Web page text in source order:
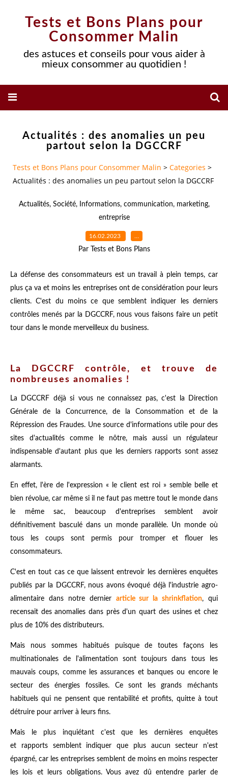
Tests et Bons Plans pour
Consommer Malin
des astuces et conseils pour vous aider à
mieux consommer au quotidien !
Actualités : des anomalies un peu
partout selon la DGCCRF
Tests et Bons Plans pour Consommer Malin > Categories >
Actualités : des anomalies un peu partout selon la DGCCRF
Actualités, Société, Informations, communication, marketing,
entreprise
16.02.2023 …
Par Tests et Bons Plans
La défense des consommateurs est un travail à plein temps, car
plus ça va et moins les entreprises ont de considération pour leurs
clients. C'est du moins ce que semblent indiquer les derniers
contrôles menés par la DGCCRF, nous vous faisons faire un petit
tour dans le monde merveilleux du business.
La DGCCRF contrôle, et trouve de
nombreuses anomalies !
La DGCCRF déjà si vous ne connaissez pas, c'est la Direction
Générale de la Concurrence, de la Consommation et de la
Répression des Fraudes. Une source d'informations utile pour des
sites d'actualités comme le nôtre, mais aussi un régulateur
indispensable d'autant plus que les derniers rapports sont assez
alarmants.
En effet, l'ère de l'expression « le client est roi » semble belle et
bien révolue, car même si il ne faut pas mettre tout le monde dans
le même sac, beaucoup d'entreprises semblent avoir
définitivement basculé dans un monde parallèle. Un monde où
tous les coups sont permis pour tromper et flouer les
consommateurs.
C'est en tout cas ce que laissent entrevoir les dernières enquêtes
publiés par la DGCCRF, nous avons évoqué déjà l'industrie agro-
alimentaire dans notre dernier article sur la shrinkflation, qui
recensait des anomalies dans près d'un quart des usines et chez
plus de 10% des distributeurs.
Mais nous sommes habitués puisque de toutes façons les
multinationales de l'alimentation sont toujours dans tous les
mauvais coups, comme les assurances et banques ou encore le
secteur des énergies fossiles. Ce sont les grands méchants
habituels qui ne pensent que rentabilité et profits, quitte à tout
détruire pour arriver à leurs fins.
Mais le plus inquiétant c'est que les dernières enquêtes
et rapports semblent indiquer que plus aucun secteur n'est
épargné, car les entreprises semblent de moins en moins respecter
les lois et leurs obligations. Vous avez dû entendre parler de